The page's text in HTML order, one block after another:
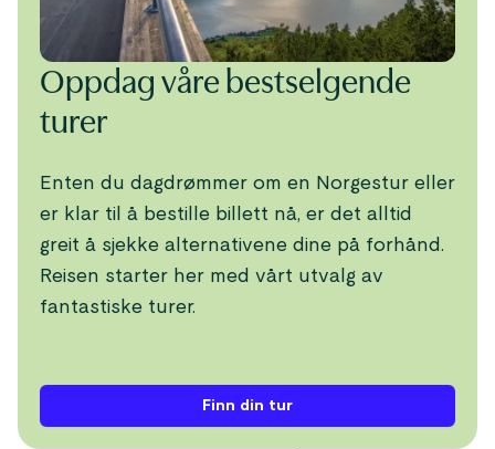
Oppdag våre bestselgende
turer
Enten du dagdrømmer om en Norgestur eller
er klar til å bestille billett nå, er det alltid
greit å sjekke alternativene dine på forhånd.
Reisen starter her med vårt utvalg av
fantastiske turer.
Finn din tur